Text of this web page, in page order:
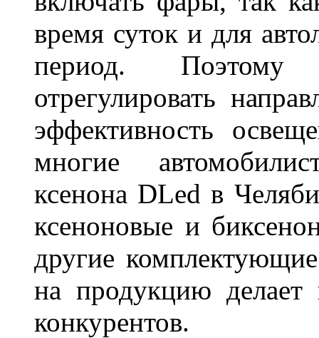
время суток и для
период. Поэтому
отрегулировать
эффективность
многие
ксенона DLed в
ксеноновые и
другие
на продукцию
конкурентов.